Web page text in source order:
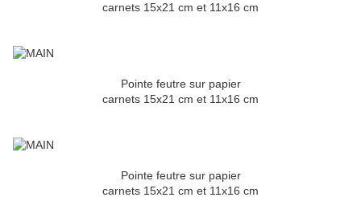
carnets 15x21 cm et 11x16 cm
Pointe feutre sur papier
carnets 15x21 cm et 11x16 cm
Pointe feutre sur papier
carnets 15x21 cm et 11x16 cm